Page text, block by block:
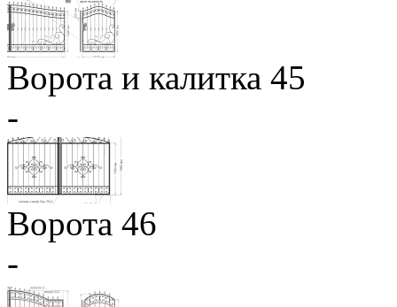
Ворота и калитка 45
-
Ворота 46
-